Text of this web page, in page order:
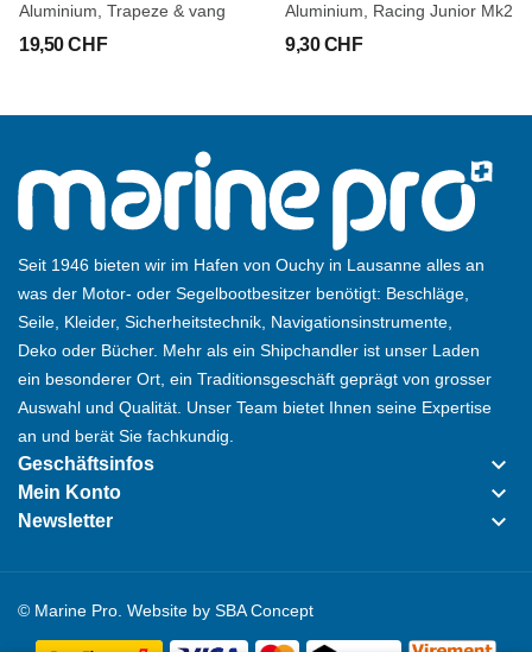
Aluminium, Trapeze & vang
19,50 CHF
Aluminium, Racing Junior Mk2
9,30 CHF
Seit 1946 bieten wir im Hafen von Ouchy in Lausanne alles an
was der Motor- oder Segelbootbesitzer benötigt: Beschläge,
Seile, Kleider, Sicherheitstechnik, Navigationsinstrumente,
Deko oder Bücher. Mehr als ein Shipchandler ist unser Laden
ein besonderer Ort, ein Traditionsgeschäft geprägt von grosser
Auswahl und Qualität. Unser Team bietet Ihnen seine Expertise
an und berät Sie fachkundig.
Geschäftsinfos keyboard_arrow_down
Mein Konto keyboard_arrow_down
Newsletter keyboard_arrow_down
© Marine Pro. Website by SBA Concept